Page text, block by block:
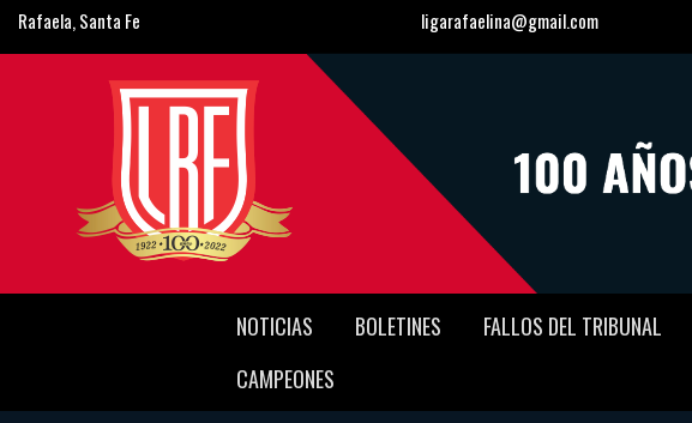
Rafaela, Santa Fe ligarafaelina@gmail.com
NOTICIAS BOLETINES FALLOS DEL TRIBUNAL
CAMPEONES